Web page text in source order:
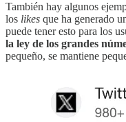
También hay algunos
los likes que ha generado
puede tener esto para los
la ley de los grandes
pequeño, se mantiene